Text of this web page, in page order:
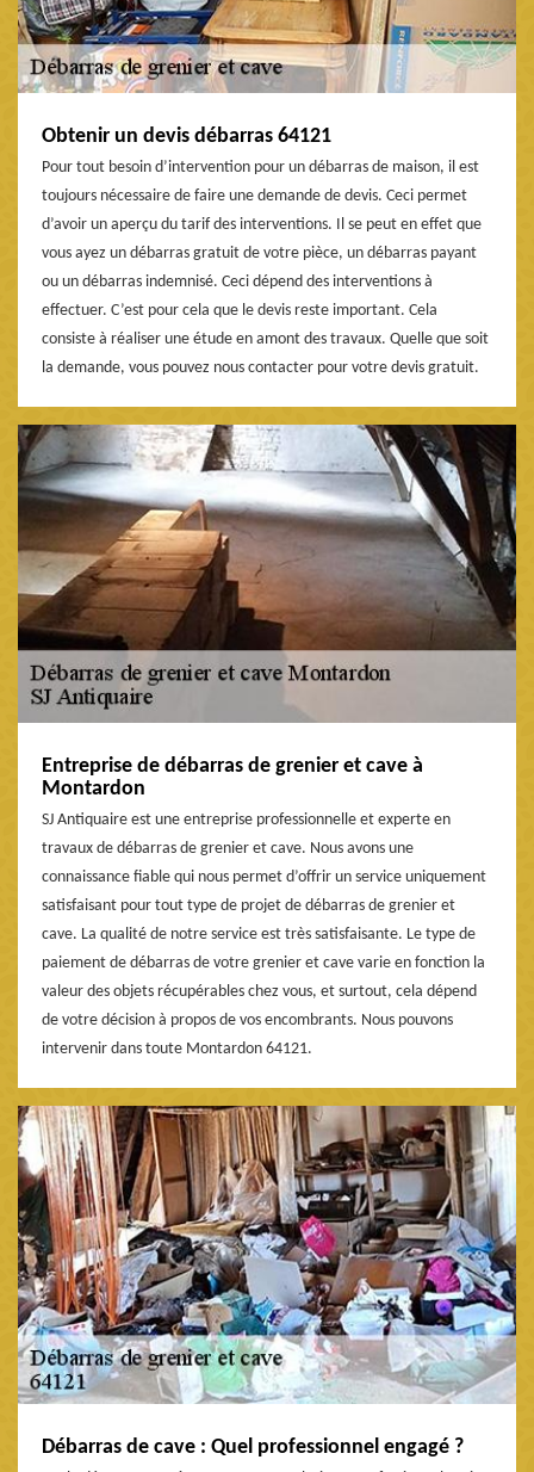
Obtenir un devis débarras 64121
Pour tout besoin d’intervention pour un débarras de maison, il est
toujours nécessaire de faire une demande de devis. Ceci permet
d’avoir un aperçu du tarif des interventions. Il se peut en effet que
vous ayez un débarras gratuit de votre pièce, un débarras payant
ou un débarras indemnisé. Ceci dépend des interventions à
effectuer. C’est pour cela que le devis reste important. Cela
consiste à réaliser une étude en amont des travaux. Quelle que soit
la demande, vous pouvez nous contacter pour votre devis gratuit.
Entreprise de débarras de grenier et cave à
Montardon
SJ Antiquaire est une entreprise professionnelle et experte en
travaux de débarras de grenier et cave. Nous avons une
connaissance fiable qui nous permet d’offrir un service uniquement
satisfaisant pour tout type de projet de débarras de grenier et
cave. La qualité de notre service est très satisfaisante. Le type de
paiement de débarras de votre grenier et cave varie en fonction la
valeur des objets récupérables chez vous, et surtout, cela dépend
de votre décision à propos de vos encombrants. Nous pouvons
intervenir dans toute Montardon 64121.
Débarras de cave : Quel professionnel engagé ?